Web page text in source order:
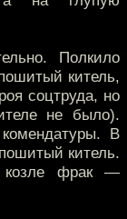
Полкило
китель,
соцтруда, но
не было).
В
китель.
фрак —